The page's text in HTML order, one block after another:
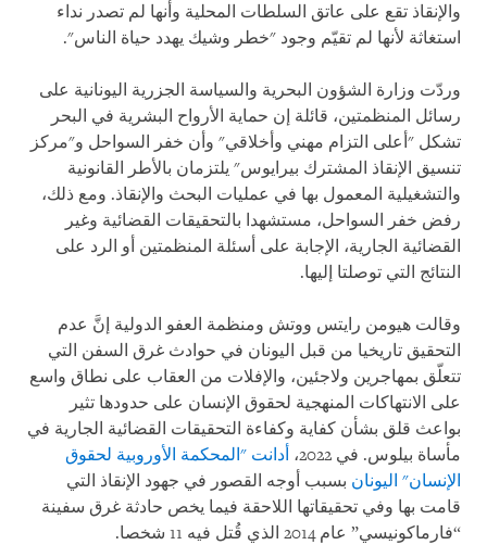
والإنقاذ تقع على عاتق السلطات المحلية وأنها لم تصدر نداء
استغاثة لأنها لم تقيّم وجود "خطر وشيك يهدد حياة الناس".
وردّت وزارة الشؤون البحرية والسياسة الجزرية اليونانية على
رسائل المنظمتين، قائلة إن حماية الأرواح البشرية في البحر
تشكل "أعلى التزام مهني وأخلاقي" وأن خفر السواحل و"مركز
تنسيق الإنقاذ المشترك بيرايوس" يلتزمان بالأطر القانونية
والتشغيلية المعمول بها في عمليات البحث والإنقاذ. ومع ذلك،
رفض خفر السواحل، مستشهدا بالتحقيقات القضائية وغير
القضائية الجارية، الإجابة على أسئلة المنظمتين أو الرد على
النتائج التي توصلتا إليها.
وقالت هيومن رايتس ووتش ومنظمة العفو الدولية إنَّ عدم
التحقيق تاريخيا من قبل اليونان في حوادث غرق السفن التي
تتعلّق بمهاجرين ولاجئين، والإفلات من العقاب على نطاق واسع
على الانتهاكات المنهجية لحقوق الإنسان على حدودها تثير
بواعث قلق بشأن كفاية وكفاءة التحقيقات القضائية الجارية في
مأساة بيلوس. في 2022،
أدانت "المحكمة الأوروبية لحقوق
الإنسان" اليونان بسبب أوجه القصور في جهود الإنقاذ التي
قامت بها وفي تحقيقاتها اللاحقة فيما يخص حادثة غرق سفينة
“فارماكونيسي” عام 2014 الذي قُتل فيه 11 شخصا.